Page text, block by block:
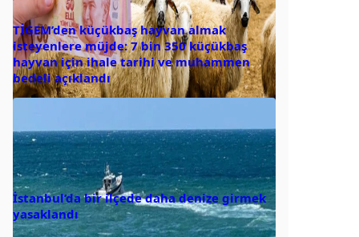
TİGEM’den küçükbaş hayvan almak
isteyenlere müjde: 7 bin 350 küçükbaş
hayvan için ihale tarihi ve muhammen
bedeli açıklandı
İstanbul’da bir ilçede daha denize girmek
yasaklandı